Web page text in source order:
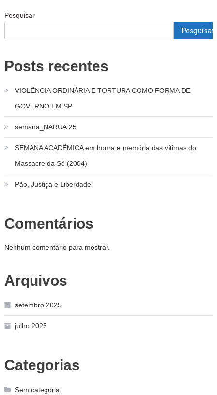
Post
Pesquisar
Pesquisar
Posts recentes
VIOLÊNCIA ORDINÁRIA E TORTURA COMO FORMA DE
GOVERNO EM SP
semana_NARUA.25
SEMANA ACADÊMICA em honra e memória das vítimas do
Massacre da Sé (2004)
Pão, Justiça e Liberdade
Comentários
Nenhum comentário para mostrar.
Arquivos
setembro 2025
julho 2025
Categorias
Sem categoria